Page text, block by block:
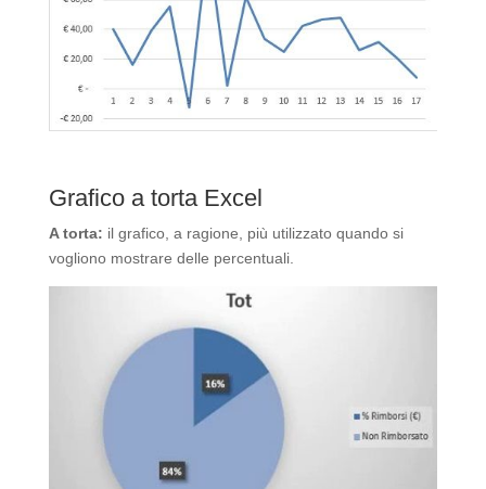
Grafico a torta Excel
A torta: il grafico, a ragione, più utilizzato quando si
vogliono mostrare delle percentuali.